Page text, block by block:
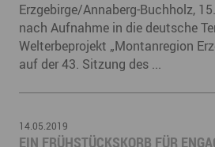
Erzgebirge/Annaberg-Buchholz,
nach Aufnahme in die deutsche
Welterbeprojekt „Montanregion
auf der 43. Sitzung des ...
14.05.2019
​EIN FRÜHSTÜCKSKORB FÜR